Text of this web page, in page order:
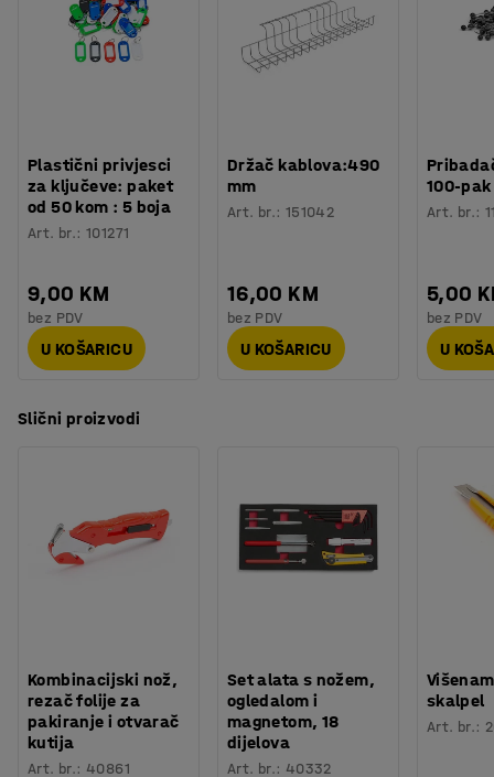
Plastični privjesci
za ključeve: paket
od 50 kom : 5 boja
Art. br.:101271
9,00 KM
bez PDV
U KOŠARICU
Držač kablova:490
mm
Art. br.: 151042
16,00 KM
bez PDV
U KOŠARICU
100-pak
Art. br.:
5,00
bez PDV
U
Slični proizvodi
Kombinacijski nož,
rezač folije za
pakiranje i otvarač
kutija
Art. br.: 40861
Set alata s nožem,
ogledalom i
magnetom, 18
dijelova
Art. br.: 40332
skalpel
Art. br.: